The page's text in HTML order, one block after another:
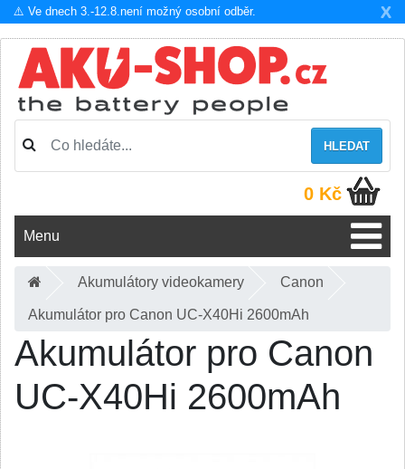
X
⚠️ Ve dnech 3.-12.8.není možný osobní odběr.
HLEDAT
0 Kč
Menu
Akumulátory videokamery Canon
Akumulátor pro Canon UC-X40Hi 2600mAh
Akumulátor pro Canon
UC-X40Hi 2600mAh